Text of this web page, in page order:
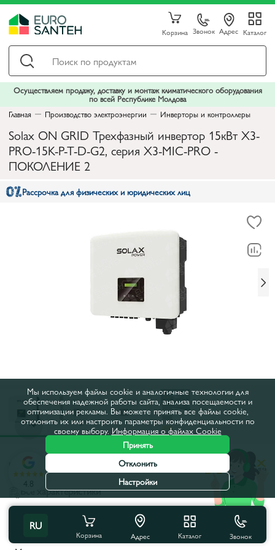
Корзина Звонок Адрес Каталог
Осуществляем продажу, доставку и монтаж климатического оборудования
по всей Республике Молдова
Главная
Производство электроэнергии Инверторы и контроллеры
Solax ON GRID Трехфазный инвертор 15кВт X3-
PRO-15K-P-T-D-G2, серия X3-MIC-PRO -
ПОКОЛЕНИЕ 2
Рассрочка для физических и юридических лиц
Код товара:
Все характеристики
Характеристики продукта
RU
Корзина Адрес Каталог Звонок
4.8
Мы используем файлы cookie и аналогичные технологии для
обеспечения надежной работы сайта, анализа посещаемости и
оптимизации рекламы. Вы можете принять все файлы cookie,
отклонить их или настроить параметры конфиденциальности по
своему выбору. Информация о файлах Cookie
Принять
Отклонить
Настройки